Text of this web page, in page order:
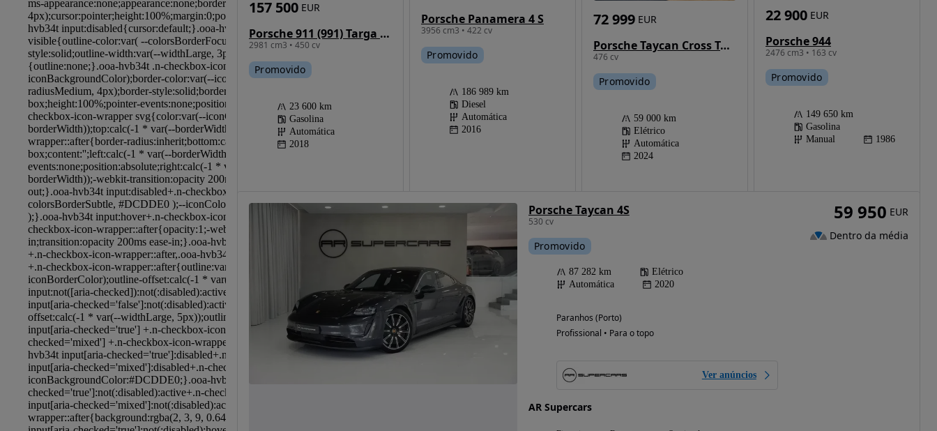
Porsche 911 (991) Targa 4 GTS PDK
2981 cm3 • 450 cv
157 500 EUR
Promovido
23 600 km
Gasolina
Automática
2018
Porsche Panamera 4 S
3956 cm3 • 422 cv
Promovido
186 989 km
Diesel
Automática
2016
Porsche Taycan Cross Turismo
476 cv
72 999 EUR
Promovido
59 000 km
Elétrico
Automática
2024
Porsche 944
2476 cm3 • 163 cv
22 900 EUR
Promovido
149 650 km
Gasolina
Manual
1986
Porsche Taycan 4S
530 cv
Promovido
87 282 km
Elétrico
Automática
2020
Paranhos (Porto)
Profissional • Para o topo
Ver anúncios
AR Supercars
59 950 EUR
Dentro da média